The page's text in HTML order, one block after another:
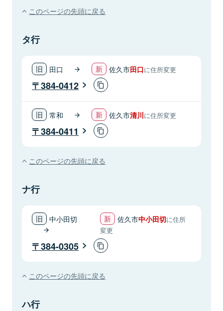
このページの先頭に戻る
タ行
田口 佐久市田口に住所変更
384-0412
常和 佐久市清川に住所変更
384-0411
このページの先頭に戻る
ナ行
中小田切 佐久市中小田切に住所
変更
384-0305
このページの先頭に戻る
ハ行